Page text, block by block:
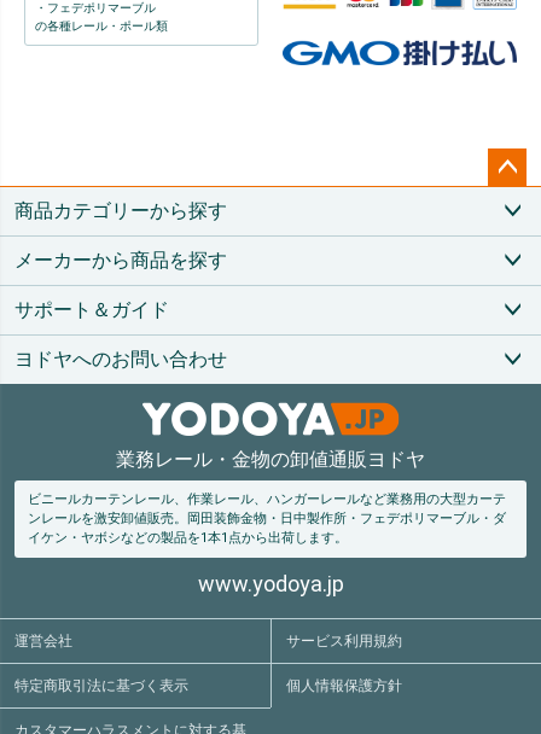
・フェデポリマーブル
の各種レール・ポール類
ペー
ップ
商品カテゴリーから探す
メーカーから商品を探す
サポート＆ガイド
ヨドヤへのお問い合わせ
業務レール・金物の卸値通販ヨドヤ
ビニールカーテンレール、作業レール、ハンガーレールなど業務用の大型カーテ
ンレールを激安卸値販売。
岡田装飾金物・日中製作所・フェデポリマーブル・ダ
イケン・ヤボシなどの製品を1本1点から出荷します。
www.yodoya.jp
運営会社 サービス利用規約
特定商取引法に基づく表示 個人情報保護方針